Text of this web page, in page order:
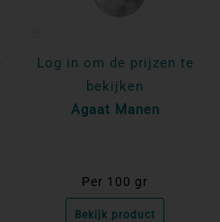
Log in om de prijzen te
bekijken
Agaat Manen
Per 100 gr
Bekijk product